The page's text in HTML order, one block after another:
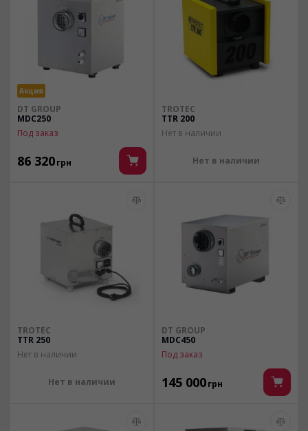
Акция
DT GROUP
MDC250
Под заказ
86 320грн
TROTEC
TTR 200
Нет в наличии
Нет в наличии
TROTEC
TTR 250
Нет в наличии
Нет в наличии
DT GROUP
MDC450
Под заказ
145 000грн